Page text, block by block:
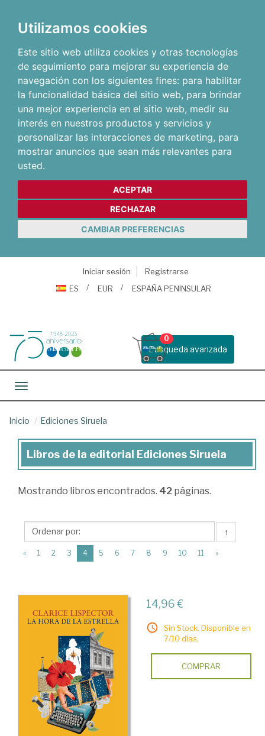
Utilizamos cookies
Este sitio web utiliza cookies y otras tecnologías
de seguimiento para mejorar su experiencia de
navegación con los siguientes fines: para habilitar
la funcionalidad básica del sitio web, para brindar
una mejor experiencia en el sitio web, medir su
interés en nuestros productos y servicios y
personalizar las interacciones de marketing, para
mostrar anuncios que sean más relevantes para
usted.
ACEPTAR
RECHAZAR
CAMBIAR PREFERENCIAS
Iniciar sesión
Registrarse
ES
EUR ESPAÑA PENINSULAR
Busqueda avanzada
0
Toggle navigation
Inicio Ediciones Siruela
Libros
la
Ediciones
Siruela
Libros de la editorial Ediciones Siruela
Mostrando libros encontrados. 42 páginas.
↑
« 1 2 3 4(current)
5 6 7 8 9 10 11 »
14,96 €
Sin Stock. Disponible en
7/10 días.
COMPRAR